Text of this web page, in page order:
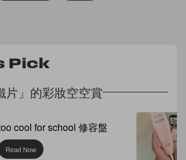
Pick
片」的彩妝空空賞
cool for school 修容盤
Read Now